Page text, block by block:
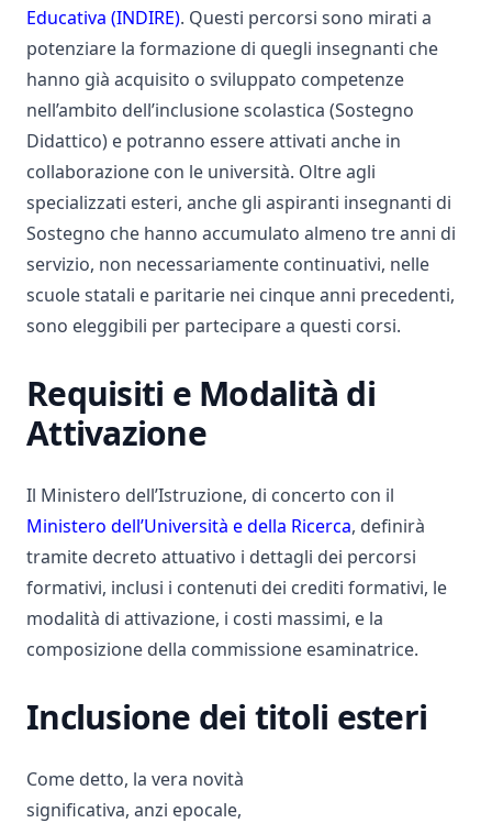
Educativa (INDIRE). Questi percorsi sono mirati a
potenziare la formazione di quegli insegnanti che
hanno già acquisito o sviluppato competenze
nell’ambito dell’inclusione scolastica (Sostegno
Didattico) e potranno essere attivati anche in
collaborazione con le università. Oltre agli
specializzati esteri, anche gli aspiranti insegnanti di
Sostegno che hanno accumulato almeno tre anni di
servizio, non necessariamente continuativi, nelle
scuole statali e paritarie nei cinque anni precedenti,
sono eleggibili per partecipare a questi corsi.
Requisiti e Modalità di
Attivazione
Il Ministero dell’Istruzione, di concerto con il
Ministero dell’Università e della Ricerca, definirà
tramite decreto attuativo i dettagli dei percorsi
formativi, inclusi i contenuti dei crediti formativi, le
modalità di attivazione, i costi massimi, e la
composizione della commissione esaminatrice.
Inclusione dei titoli esteri
Come detto, la vera novità
significativa, anzi epocale,